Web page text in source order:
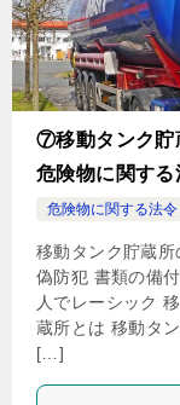
⑦移動タンク貯
危険物に関する
危険物に関する法令
移動タンク貯蔵
偽防犯 書類の備
人でレーシック
蔵所とは 移動タ
[…]